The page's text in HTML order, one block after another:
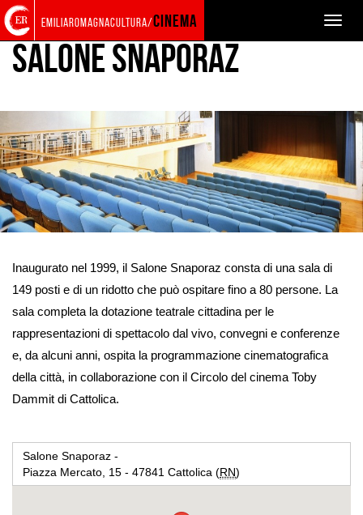
Back
to
home
page
Search
in
the
website
Skip
to
contents
Skip
to
main
menu
Toggle
emiliaromagnacultura/cinema
Salone Snaporaz
image
Inaugurato nel 1999, il Salone Snaporaz consta di una sala di
149 posti e di un ridotto che può ospitare fino a 80 persone. La
sala completa la dotazione teatrale cittadina per le
rappresentazioni di spettacolo dal vivo, convegni e conferenze
e, da alcuni anni, ospita la programmazione cinematografica
della città, in collaborazione con il Circolo del cinema Toby
Dammit di Cattolica.
Salone Snaporaz -
Piazza Mercato, 15 - 47841 Cattolica (RN)